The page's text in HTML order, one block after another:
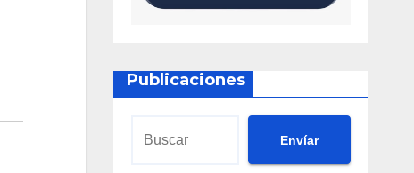
Publicaciones
Envíar